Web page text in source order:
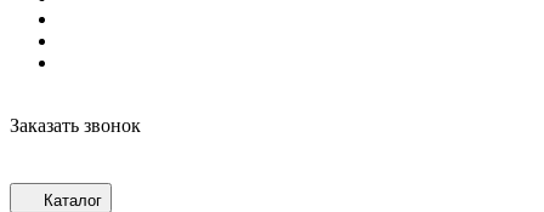
Заказать звонок
Каталог